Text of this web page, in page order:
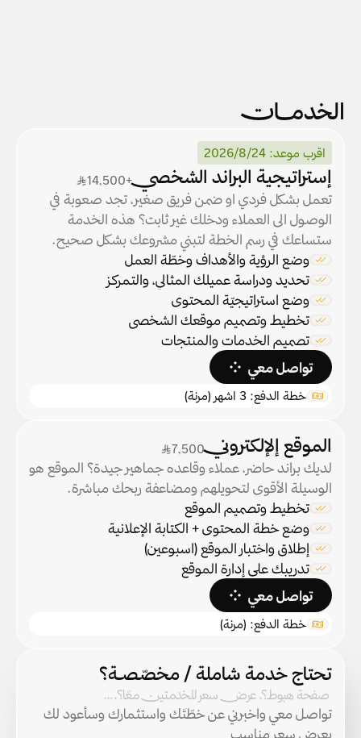
الخدمـــات
7,500ر.سالموقع إلإلكتروني
الوسيلة الأقوى لتحويلهم ومضاعفة ربحك مباشرة.
تخطيط وتصميم الموقع
وضع خطة المحتوى + الكتابة الإعلانية
إطلاق واختبار الموقع (اسبوعين)
تدريبك على إدارة الموقع
تواصل معي
خطة الدفع: (مرنة)
اقرب موعد: 2026/8/24
+14,500ر.سإستراتيجية البراند الشخصي
ستساعك في رسم الخطة لتبني مشروعك بشكل صحيح.
وضع الرؤية والأهداف وخطّة العمل
تحديد ودراسة عميلك المثالي، والتمركز
وضع استراتيجيّة المحتوى
تخطيط وتصميم موقعك الشخصي
تصميم الخدمات والمنتجات
تواصل معي
خطة الدفع: 3 اشهر (مرنة)
تحتاج خدمة شاملة / مخصّصـة؟
بعرض سعر مناسب